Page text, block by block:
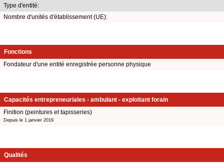
Type d'entité:
Nombre d'unités d'établissement (UE):
Fonctions
Fondateur d'une entité enregistrée personne physique
Capacités entrepreneuriales - ambulant - exploitant forain
Finition (peintures et tapisseries)
Depuis le 1 janvier 2019
Qualités